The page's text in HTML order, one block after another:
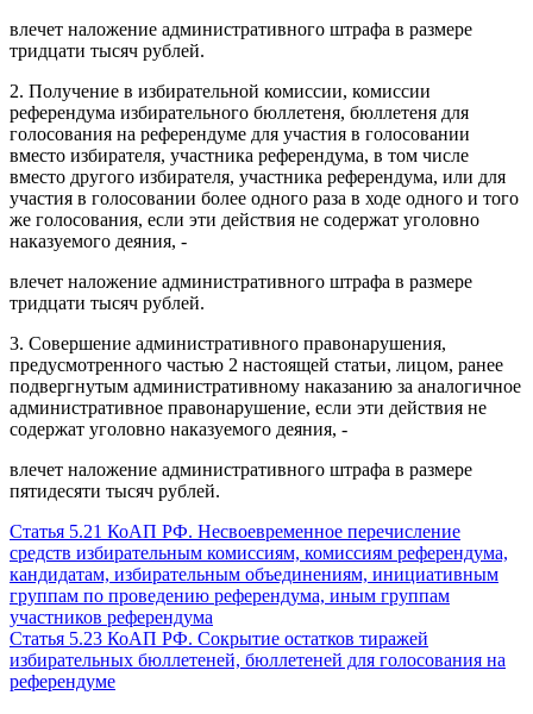
влечет наложение административного штрафа в размере
тридцати тысяч рублей.
2. Получение в избирательной комиссии, комиссии
референдума избирательного бюллетеня, бюллетеня для
голосования на референдуме для участия в голосовании
вместо избирателя, участника референдума, в том числе
вместо другого избирателя, участника референдума, или для
участия в голосовании более одного раза в ходе одного и того
же голосования, если эти действия не содержат уголовно
наказуемого деяния, -
влечет наложение административного штрафа в размере
тридцати тысяч рублей.
3. Совершение административного правонарушения,
предусмотренного частью 2 настоящей статьи, лицом, ранее
подвергнутым административному наказанию за аналогичное
административное правонарушение, если эти действия не
содержат уголовно наказуемого деяния, -
влечет наложение административного штрафа в размере
пятидесяти тысяч рублей.
Статья 5.21 КоАП РФ. Несвоевременное перечисление
средств избирательным комиссиям, комиссиям референдума,
кандидатам, избирательным объединениям, инициативным
группам по проведению референдума, иным группам
участников референдума
Статья 5.23 КоАП РФ. Сокрытие остатков тиражей
избирательных бюллетеней, бюллетеней для голосования на
референдуме